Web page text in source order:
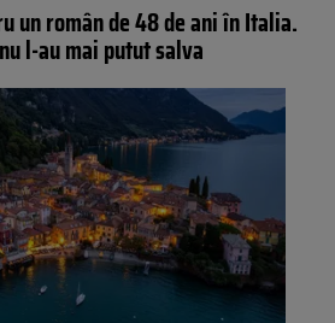
un român de 48 de ani în Italia.
l-au mai putut salva